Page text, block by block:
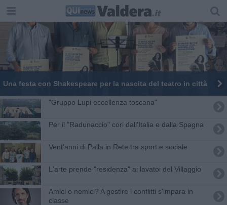
Una festa con Shakespeare per la nascita del teatro in città
"Gruppo Lupi eccellenza toscana"
Per il "Radunaccio" cori dall'Italia e dalla Spagna
Vent'anni di Palla in Rete tra sport e sociale
L'arte prende "residenza" ai lavatoi del Villaggio
Amici o nemici? A gestire i conflitti s'impara in
classe